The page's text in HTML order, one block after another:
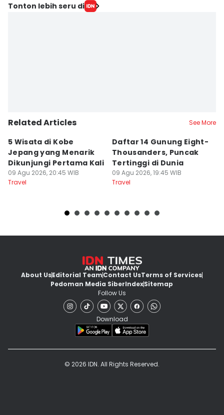
Tonton lebih seru di
Related Articles See More
5 Wisata di Kobe
Jepang yang Menarik
Dikunjungi Pertama Kali
09 Agu 2026, 20:45 WIB
Travel
Daftar 14 Gunung Eight-
Thousanders, Puncak
Tertinggi di Dunia
09 Agu 2026, 19:45 WIB
Travel
About UsEditorial TeamContact UsTerms of Services
Pedoman Media SiberIndexSitemap
Follow Us
Download
© 2026 IDN. All Rights Reserved.